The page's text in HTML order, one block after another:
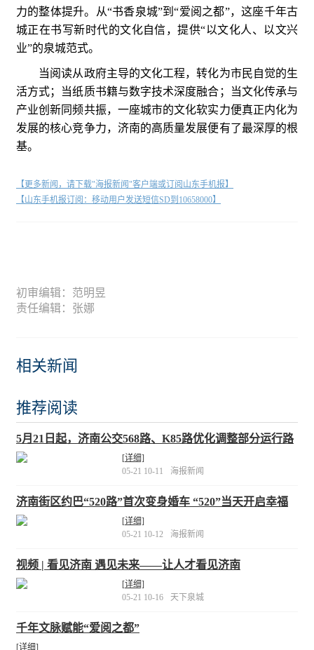
力的整体提升。从“书香泉城”到“爱阅之都”，这座千年古
城正在书写新时代的文化自信，提供“以文化人、以文兴
业”的泉城范式。
当阅读从政府主导的文化工程，转化为市民自觉的生
活方式；当纸质书籍与数字技术深度融合；当文化传承与
产业创新同频共振，一座城市的文化软实力便真正内化为
发展的核心竞争力，济南的高质量发展便有了最深厚的根
基。
【更多新闻，请下载"海报新闻"客户端或订阅山东手机报】
【山东手机报订阅：移动用户发送短信SD到10658000】
初审编辑：范明昱
责任编辑：张娜
相关新闻
推荐阅读
5月21日起，济南公交568路、K85路优化调整部分运行路
段
[详细]
05-21 10-11
海报新闻
济南街区约巴“520路”首次变身婚车 “520”当天开启幸福
之旅
[详细]
05-21 10-12
海报新闻
视频 | 看见济南 遇见未来——让人才看见济南
[详细]
05-21 10-16
天下泉城
千年文脉赋能“爱阅之都”
[详细]